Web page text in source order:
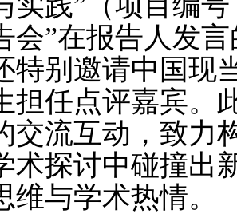
会”在报告人发
特别邀请中国现
担任点评嘉宾。
交流互动，致力
术探讨中碰撞出
维与学术热情。